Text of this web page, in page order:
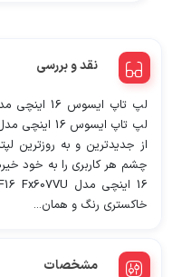
نقد و بررسی
از جدیدترین و به روزترین
چشم هر کاربری را به خود
خاکستری رنگ و همان...
مشخصات